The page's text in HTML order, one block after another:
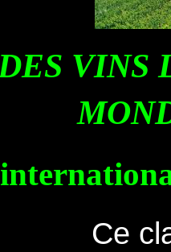
VINS
Ce